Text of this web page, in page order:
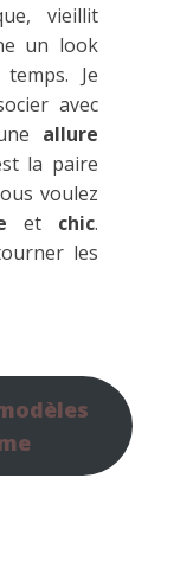
vieillit
un look
Je
avec
allure
la paire
voulez
et chic.
les